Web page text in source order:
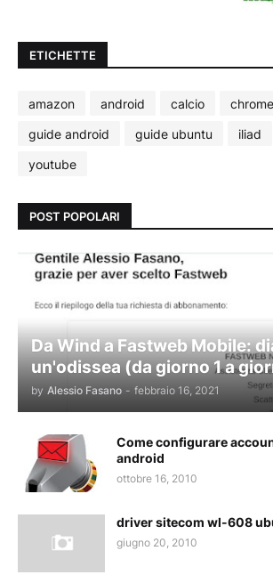
ETICHETTE
amazon android calcio
guide android
guide ubuntu iliad
youtube
POST POPOLARI
Da Wind a Fastweb Mobile:
un'odissea (da giorno 1 a
by Alessio Fasano - febbraio 16, 2021
Come configurare
android
ottobre 16, 2010
driver sitecom wl-608
giugno 20, 2010